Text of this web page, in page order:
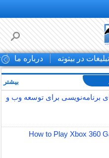
تبلیغات در بیتوته درباره ما
برنامه‌نویسی برای توسعه وب و
How to Play Xbox 360
بیشتر